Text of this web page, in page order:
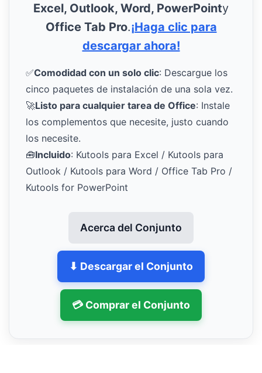
Excel, Outlook, Word, PowerPointy
Office Tab Pro.¡Haga clic para
descargar ahora!
✅Comodidad con un solo clic: Descargue los
cinco paquetes de instalación de una sola vez.
🚀Listo para cualquier tarea de Office: Instale
los complementos que necesite, justo cuando
los necesite.
🧰Incluido: Kutools para Excel / Kutools para
Outlook / Kutools para Word / Office Tab Pro /
Kutools for PowerPoint
Acerca del Conjunto
⬇ Descargar el Conjunto
💳 Comprar el Conjunto